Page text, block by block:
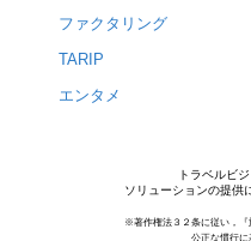
ファクタリング
TARIP
エンタメ
トラベルビ
ソリューションの提供
※著作権法３２条に従い，『
公正な慣行に